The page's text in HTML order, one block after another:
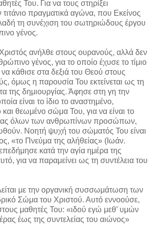
Του. Για να τους στηρίξει
πραγματικά αγώνα, που Εκείνος
τη συνέχιση του σωτηριώδους έργου
γένος.
ανήλθε στους ουρανούς, αλλά δεν
γένος, για το οποίο έχυσε το τίμιο
κάθισε στα δεξιά του Θεού στους
όμως η παρουσία Του εκτείνεται ως τη
της δημιουργίας. Άφησε στη γη την
είναι το ίδιο το αναστημένο,
θεωμένο σώμα Του, για να είναι το
όλων των ανθρωπίνων προσώπων,
Νοητή ψυχή του σώματός Του είναι
«το Πνεύμα της αλήθείας» (Ιωάν.
κατά την αγία ημέρα της
για να παραμείνει ως τη συντέλεια του
με την οργανική συσσωμάτωση των
Σώμα του Χριστού. Αυτό εννοούσε,
μαθητές Του: «ιδού εγώ μεθ’ υμών
έως της συντελείας του αιώνος»